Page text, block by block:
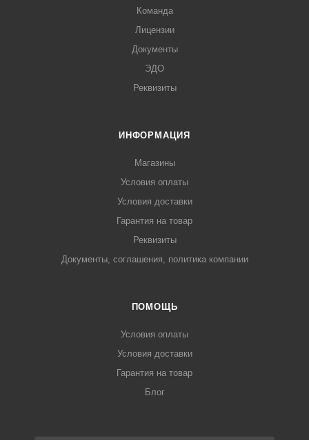
Команда
Лицензии
Документы
ЭДО
Реквизиты
ИНФОРМАЦИЯ
Магазины
Условия оплаты
Условия доставки
Гарантия на товар
Реквизиты
Документы, соглашения, политика компании
ПОМОЩЬ
Условия оплаты
Условия доставки
Гарантия на товар
Блог